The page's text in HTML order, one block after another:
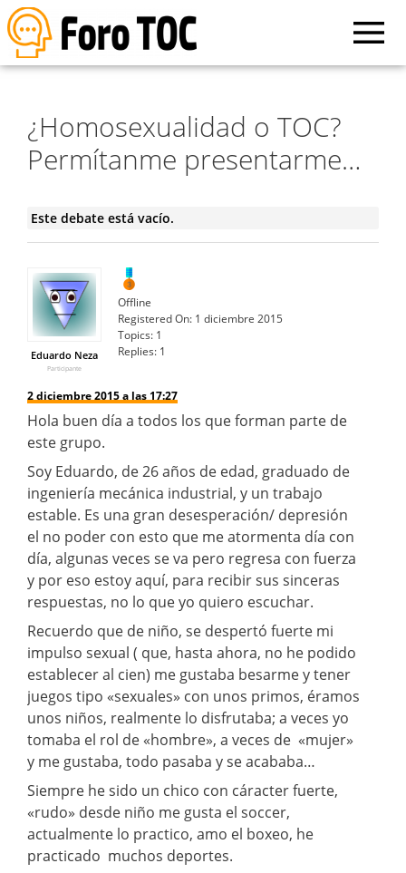
¿Homosexualidad o TOC?
Permítanme presentarme…
Este debate está vacío.
Eduardo Neza
Participante
Offline
Registered On: 1 diciembre 2015
Topics: 1
Replies: 1
2 diciembre 2015 a las 17:27
Hola buen día a todos los que forman parte de
este grupo.
Soy Eduardo, de 26 años de edad, graduado de
ingeniería mecánica industrial, y un trabajo
estable. Es una gran desesperación/ depresión
el no poder con esto que me atormenta día con
día, algunas veces se va pero regresa con fuerza
y por eso estoy aquí, para recibir sus sinceras
respuestas, no lo que yo quiero escuchar.
Recuerdo que de niño, se despertó fuerte mi
impulso sexual ( que, hasta ahora, no he podido
establecer al cien) me gustaba besarme y tener
juegos tipo «sexuales» con unos primos, éramos
unos niños, realmente lo disfrutaba; a veces yo
tomaba el rol de «hombre», a veces de «mujer»
y me gustaba, todo pasaba y se acababa…
Siempre he sido un chico con cáracter fuerte,
«rudo» desde niño me gusta el soccer,
actualmente lo practico, amo el boxeo, he
practicado muchos deportes.